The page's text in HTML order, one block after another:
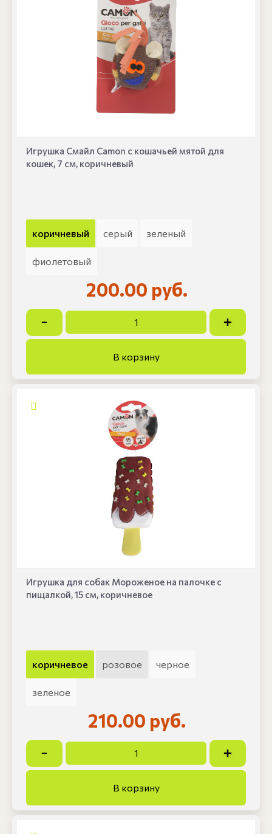
Игрушка Смайл Camon с кошачьей мятой для
кошек, 7 см, коричневый
коричневый серый зеленый
фиолетовый
200.00 руб.
Игрушка для собак Мороженое на палочке с
пищалкой, 15 см, коричневое
коричневое розовое черное
зеленое
210.00 руб.